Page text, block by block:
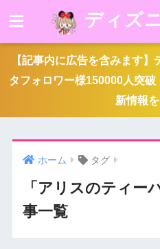
ディズ
【記事内に広告を含みます
タフォロワー様150000人突
新情報
ホーム タグ
「アリスのティー
事一覧